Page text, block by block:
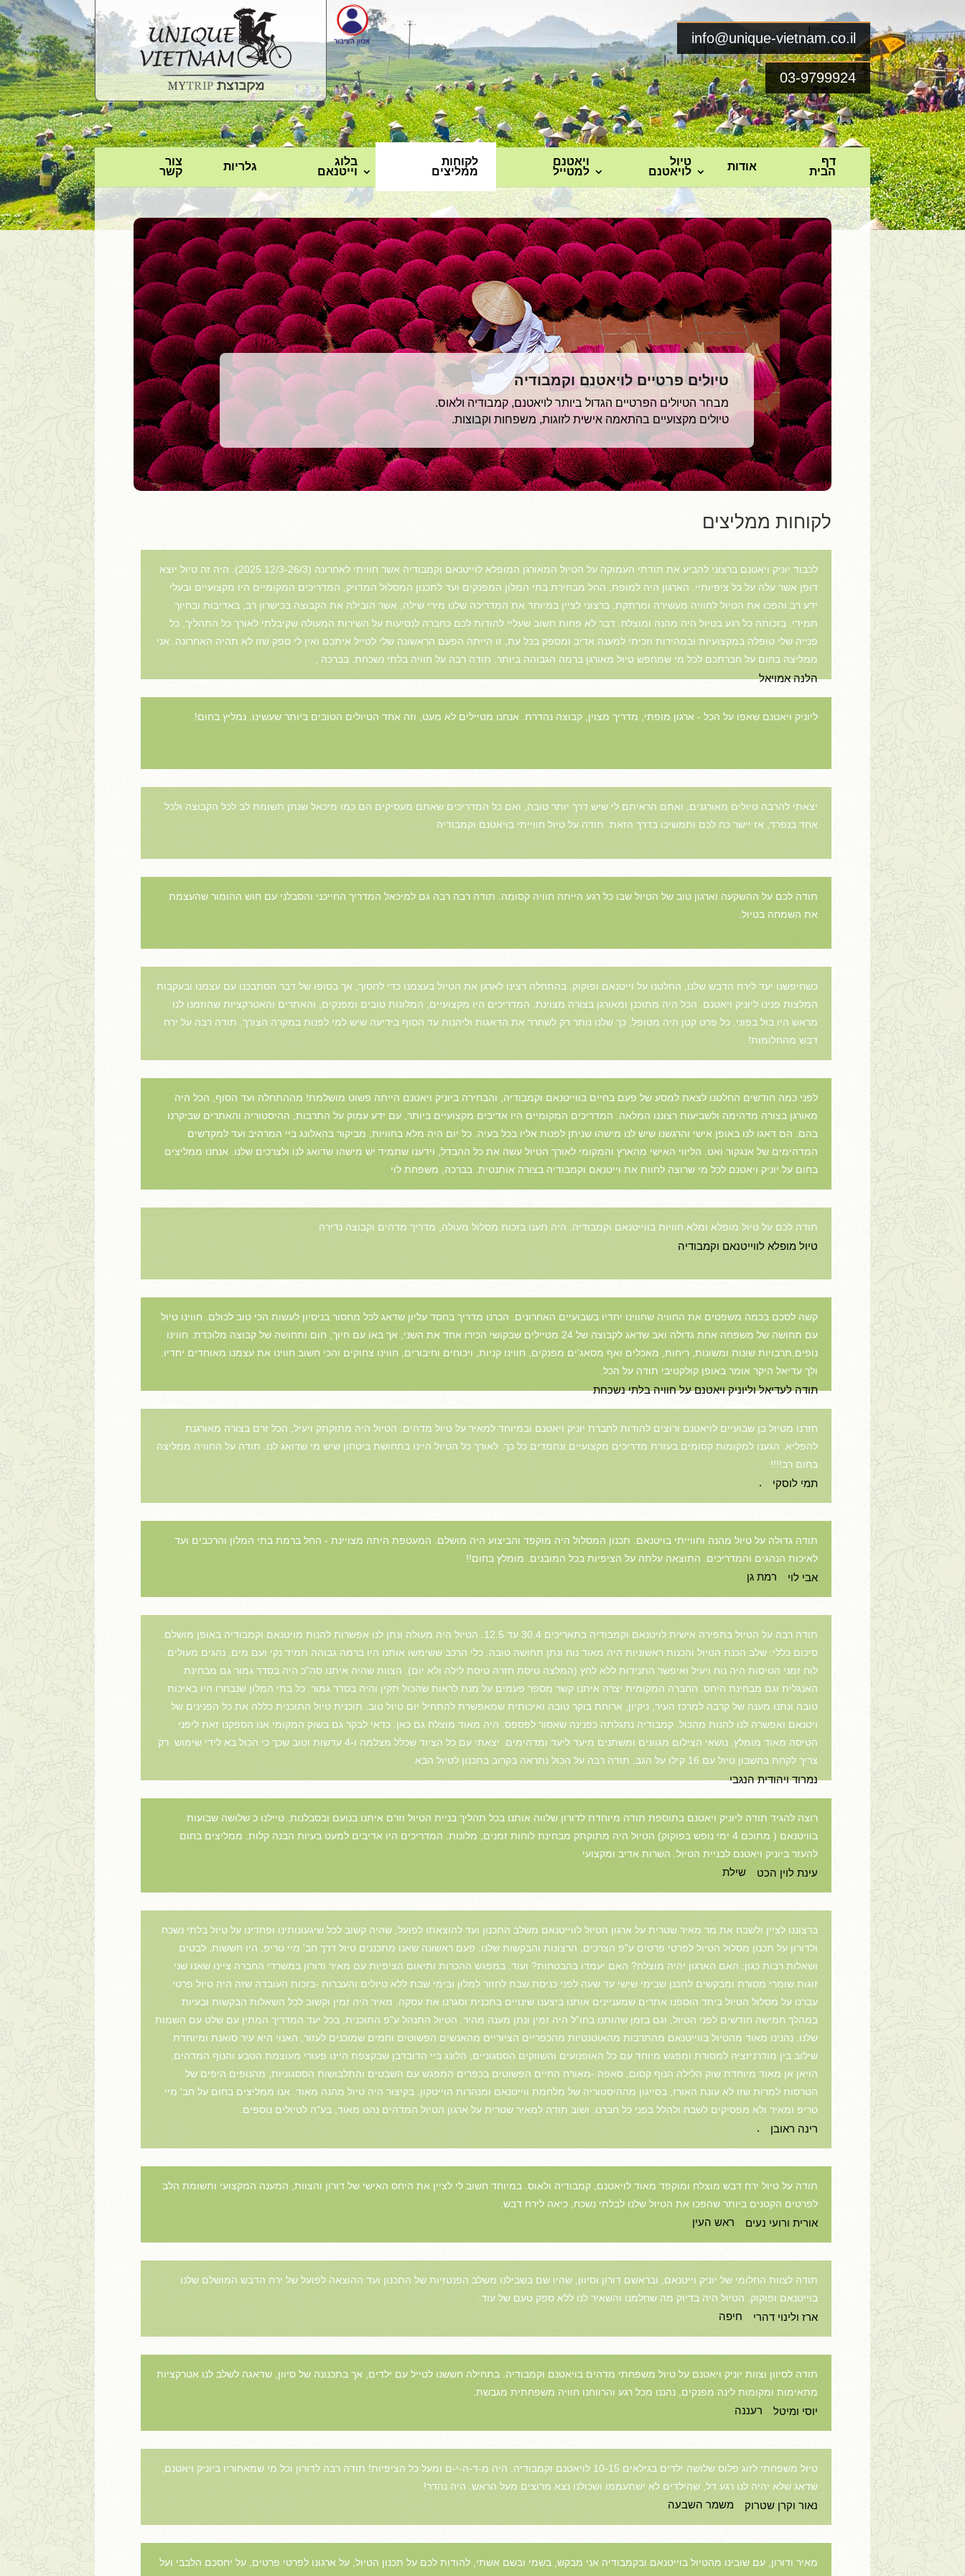
info@unique-vietnam.co.il
03-9799924
דף
הבית
אודות
טיול
לויאטנם
ויאטנם
למטייל
לקוחות
ממליצים
בלוג
וייטנאם
גלריות
צור
קשר
טיולים פרטיים לויאטנם וקמבודיה
מבחר הטיולים הפרטיים הגדול ביותר לויאטנם, קמבודיה ולאוס.
טיולים מקצועיים בהתאמה אישית לזוגות, משפחות וקבוצות.
לקוחות ממליצים
לכבוד יוניק ויאטנם ברצוני להביע את תודתי העמוקה על הטיול המאורגן המופלא לוייטנאם וקמבודיה אשר חוויתי לאחרונה (12/3-26/3 2025). היה זה טיול יוצא
דופן אשר עלה על כל ציפיותיי. הארגון היה למופת, החל מבחירת בתי המלון המפנקים ועד לתכנון המסלול המדויק, המדריכים המקומיים היו מקצועיים ובעלי
ידע רב והפכו את הטיול לחוויה מעשירה ומרתקת. ברצוני לציין במיוחד את המדריכה שלנו מירי שילה, אשר הובילה את הקבוצה בכישרון רב, באדיבות ובחיוך
תמידי. בזכותה כל רגע בטיול היה מהנה ומוצלח. דבר לא פחות חשוב שעליי להודות לכם כחברה לנסיעות על השירות המעולה שקיבלתי לאורך כל התהליך, כל
פנייה שלי טופלה במקצועיות ובמהירות וזכיתי למענה אדיב ומספק בכל עת, זו הייתה הפעם הראשונה שלי לטייל איתכם ואין לי ספק שזו לא תהיה האחרונה. אני
ממליצה בחום על חברתכם לכל מי שמחפש טיול מאורגן ברמה הגבוהה ביותר. תודה רבה על חוויה בלתי נשכחת. בברכה ,
הלנה אמויאל
ליוניק ויאטנם שאפו על הכל - ארגון מופתי, מדריך מצוין, קבוצה נהדרת. אנחנו מטיילים לא מעט, וזה אחד הטיולים הטובים ביותר שעשינו. נמליץ בחום!
יצאתי להרבה טיולים מאורגנים, ואתם הראיתם לי שיש דרך יותר טובה, ואם כל המדריכים שאתם מעסיקים הם כמו מיכאל שנתן תשומת לב לכל הקבוצה ולכל
אחד בנפרד, אז יישר כח לכם ותמשיכו בדרך הזאת. תודה על טיול חווייתי בויאטנם וקמבודיה
תודה לכם על ההשקעה וארגון טוב של הטיול שבו כל רגע הייתה חוויה קסומה. תודה רבה רבה גם למיכאל המדריך החייכני והסבלני עם חוש ההומור שהעצמת
את השמחה בטיול.
כשחיפשנו יעד לירח הדבש שלנו, החלטנו על וייטנאם ופוקוק. בהתחלה רצינו לארגן את הטיול בעצמנו כדי לחסוך, אך בסופו של דבר הסתבכנו עם עצמנו ובעקבות
המלצות פנינו ליוניק ויאטנם. הכל היה מתוכנן ומאורגן בצורה מצוינת. המדריכים היו מקצועיים, המלונות טובים ומפנקים, והאתרים והאטרקציות שהוזמנו לנו
מראש היו בול בפוני. כל פרט קטן היה מטופל, כך שלנו נותר רק לשחרר את הדאגות וליהנות עד הסוף בידיעה שיש למי לפנות במקרה הצורך. תודה רבה על ירח
דבש מהחלומות!
לפני כמה חודשים החלטנו לצאת למסע של פעם בחיים בווייטנאם וקמבודיה, והבחירה ביוניק ויאטנם הייתה פשוט מושלמת! מההתחלה ועד הסוף, הכל היה
מאורגן בצורה מדהימה ולשביעות רצוננו המלאה. המדריכים המקומיים היו אדיבים מקצועיים ביותר, עם ידע עמוק על התרבות, ההיסטוריה והאתרים שביקרנו
בהם. הם דאגו לנו באופן אישי והרגשנו שיש לנו מישהו שניתן לפנות אליו בכל בעיה. כל יום היה מלא בחוויות, מביקור בהאלונג ביי המרהיב ועד למקדשים
המדהימים של אנגקור ואט. הליווי האישי מהארץ והמקומי לאורך הטיול עשה את כל ההבדל, וידענו שתמיד יש מישהו שדואג לנו ולצרכים שלנו. אנחנו ממליצים
בחום על יוניק ויאטנם לכל מי שרוצה לחוות את וייטנאם וקמבודיה בצורה אותנטית. בברכה, משפחת לוי
תודה לכם על טיול מופלא ומלא חוויות בווייטנאם וקמבודיה. היה תענו בזכות מסלול מעולה, מדריך מדהים וקבוצה נדירה
טיול מופלא לווייטנאם וקמבודיה
קשה לסכם בכמה משפטים את החוויה שחווינו יחדיו בשבועיים האחרונים. הכרנו מדריך בחסד עליון שדאג לכל מחסור בניסיון לעשות הכי טוב לכולם. חווינו טיול
עם תחושה של משפחה אחת גדולה ואב שדאג לקבוצה של 24 מטיילים שבקושי הכירו אחד את השני, אך באו עם חיוך, חום ותחושה של קבוצה מלוכדת. חווינו
נופים,תרבויות שונות ומשונות, ריחות, מאכלים ואף מסאג'ים מפנקים, חווינו קניות, ויכוחים וחיבורים, חווינו צחוקים והכי חשוב חווינו את עצמנו מאוחדים יחדיו.
ולך עדיאל היקר אומר באופן קולקטיבי תודה על הכל.
תודה לעדיאל וליוניק ויאטנם על חוויה בלתי נשכחת
חזרנו מטיול בן שבועיים לויאטנם ורוצים להודות לחברת יוניק ויאטנם ובמיוחד למאיר על טיול מדהים. הטיול היה מתוקתק ויעיל, הכל זרם בצורה מאורגנת
להפליא. הגענו למקומות קסומים בעזרת מדריכים מקצועיים ונחמדים כל כך. לאורך כל הטיול היינו בתחושת ביטחון שיש מי שדואג לנו. תודה על החוויה ממליצה
בחום רב!!!!
תמי לוסקי .
תודה גדולה על טיול מהנה וחווייתי בויטנאם. תכנון המסלול היה מוקפד והביצוע היה מושלם. המעטפת היתה מצויינת - החל ברמת בתי המלון והרכבים ועד
לאיכות הנהגים והמדריכים. התוצאה עלתה על הציפיות בכל המובנים. מומלץ בחום!!
אבי לוי רמת גן
תודה רבה על הטיול בתפירה אישית לויטנאם וקמבודיה בתאריכים 30.4 עד 12.5. הטיול היה מעולה ונתן לנו אפשרות להנות מויטנאם וקמבודיה באופן מושלם.
סיכום כללי: שלב הכנת הטיול והכנות ראשוניות היה מאוד נוח ונתן תחושה טובה. כלי הרכב ששימשו אותנו היו ברמה גבוהה תמיד נקי ועם מים, נהגים מעולים.
לוח זמני הטיסות היה נוח ויעיל ואיפשר התנידות ללא לחץ (המלצה טיסת חזרה טיסת לילה ולא יום). הצוות שהיה איתנו סה"כ היה בסדר גמור גם מבחינת
האנגלית וגם מבחינת היחס. החברה המקומית יצרה איתנו קשר מספר פעמים על מנת לראות שהכול תקין והיה בסדר גמור. כל בתי המלון שנבחרו היו באיכות
טובה ונתנו מענה של קרבה למרכז העיר, ניקיון, ארוחת בוקר טובה ואיכותית שמאפשרת להתחיל יום טיול טוב. תוכנית טיול התוכנית כללה את כל הפנינים של
ויטנאם ואפשרה לנו להנות מהכול. קמבודיה נתגלתה כפנינה שאסור לפספס. היה מאוד מוצלח גם כאן. כדאי לבקר גם בשוק המקומי אנו הספקנו זאת ליפני
הטיסה מאוד מומלץ. נושאי הצילום מגוונים ומשתנים מיעד ליעד ומדהימים. יצאתי עם כל הציוד שכלל מצלמה ו-4 עדשות וטוב שכך כי הכול בא לידי שימוש. רק
צריך לקחת בחשבון טיול עם 16 קילו על הגב. תודה רבה על הכול נתראה בקרוב בתכנון לטיול הבא
נמרוד ויהודית הנגבי
רוצה להגיד תודה ליוניק ויאטנם בתוספת תודה מיוחדת לדורון שלווה אותנו בכל תהליך בניית הטיול וזרם איתנו בנועם ובסבלנות. טיילנו כ שלושה שבועות
בוויטנאם ( מתוכם 4 ימי נופש בפוקוק) הטיול היה מתוקתק מבחינת לוחות זמנים, מלונות. המדריכים היו אדיבים למעט בעיות הבנה קלות. ממליצים בחום
להעזר ביוניק ויאטנם לבניית הטיול. השרות אדיב ומקצועי
עינת לוין הכט שילת
ברצוננו לציין ולשבח את מר מאיר שטרית על ארגון הטיול לווייטנאם משלב התכנון ועד להוצאתו לפועל, שהיה קשוב לכל שיגעונותינו ופחדינו על טיול בלתי נשכח.
ולדורון על תכנון מסלול הטיול לפרטי פרטים ע"פ הצרכים, הרצונות והבקשות שלנו. פעם ראשונה שאנו מתכננים טיול דרך חב' מיי טריפ, היו חששות, לבטים
ושאלות רבות כגון: האם הארגון יהיה מוצלח? האם יעמדו בהבטחות? ועוד. במפגש ההכרות ותיאום הציפיות עם מאיר ודורון במשרדי החברה ציינו שאנו שני
זוגות שומרי מסורת ומבקשים לתכנן שבימי שישי עד שעה לפני כניסת שבת לחזור למלון ובימי שבת ללא טיולים והעברות -בזכות העובדה שזה היה טיול פרטי.
עברנו על מסלול הטיול ביחד הוספנו אתרים שמעניינים אותנו ביצענו שינויים בתכנית וסגרנו את עסקה. מאיר היה זמין וקשוב לכל השאלות הבקשות ובעיות
במהלך חמישה חודשים לפני הטיול, וגם בזמן שהותנו בחו"ל היה זמין ונתן מענה מהיר. הטיול התנהל ע"פ התוכנית, בכל יעד המדריך המתין עם שלט עם השמות
שלנו. נהנינו מאוד מהטיול בווייטנאם מהתרבות מהאוטנטיות מהכפריים הציוריים מהאנשים הפשוטים וחמים שמוכנים לעזור, האנוי היא עיר סואנת ומיוחדת
שילוב בין מודרניזציה למסורת ומפגש מיוחד עם כל האופנועים והשווקים הססגוניים, הלונג ביי הדובדבן שבקצפת היינו פעורי מעוצמת הטבע והנוף המדהים,
הויאן אן מאוד מיוחדת שוק הלילה הנוף קסום, סאפה -מאורח החיים הפשוטים בכפרים המפגש עם השבטים והתלבושות הססגוניות, מהנופים היפים של
הטרסות למרות שזו לא עונת האורז, בסייגון מההיסטוריה של מלחמת ווייטנאם ומנהרות הוייטקון. בקיצור היה טיול מהנה מאוד. אנו ממליצים בחום על חב' מיי
טריפ ומאיר ולא מפסיקים לשבח ולהלל בפני כל חברנו. ושוב תודה למאיר שטרית על ארגון הטיול המדהים נהנו מאוד, בע"ה לטיולים נוספים.
רינה ראובן .
תודה על טיול ירח דבש מוצלח ומוקפד מאוד לויאטנם, קמבודיה ולאוס. במיוחד חשוב לי לציין את היחס האישי של דורון והצוות, המענה המקצועי ותשומת הלב
לפרטים הקטנים ביותר שהפכו את הטיול שלנו לבלתי נשכח, כיאה לירח דבש.
אורית ורועי נעים ראש העין
תודה לצוות החלומי של יוניק וייטנאם, ובראשם דורון וסיוון, שהיו שם בשבילנו משלב הפנטזיות של התכנון ועד ההוצאה לפועל של ירח הדבש המושלם שלנו
בוייטנאם ופוקוק. הטיול היה בדיוק מה שחלמנו והשאיר לנו ללא ספק טעם של עוד.
ארז ולינוי דהרי חיפה
תודה לסיוון וצוות יוניק ויאטנם על טיול משפחתי מדהים בויאטנם וקמבודיה. בתחילה חששנו לטייל עם ילדים, אך בתכנונה של סיוון, שדאגה לשלב לנו אטרקציות
מתאימות ומקומות לינה מפנקים, נהננו מכל רגע והרווחנו חוויה משפחתית מגבשת.
יוסי ומיטל רעננה
טיול משפחתי לזוג פלוס שלושה ילדים בגילאים 10-15 לויאטנם וקמבודיה. היה מ-ד-ה-י-ם ומעל כל הציפיות! תודה רבה לדורון וכל מי שמאחוריו ביוניק ויאטנם,
שדאג שלא יהיה לנו רגע דל, שהילדים לא ישתעממו ושכולנו נצא מרוצים מעל הראש. היה נהדר!
נאור וקרן שטרוק משמר השבעה
מאיר ודורון, עם שובינו מהטיול בוייטנאם ובקמבודיה אני מבקש, בשמי ובשם אשתי, להודות לכם על תכנון הטיול, על ארגונו לפרטי פרטים, על יחסכם הלבבי ועל